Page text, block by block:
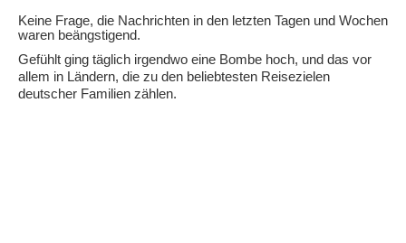
Keine Frage, die Nachrichten in den letzten Tagen und Wochen
waren beängstigend.
Gefühlt ging täglich irgendwo eine Bombe hoch, und das vor
allem in Ländern, die zu den beliebtesten Reisezielen
deutscher Familien zählen.